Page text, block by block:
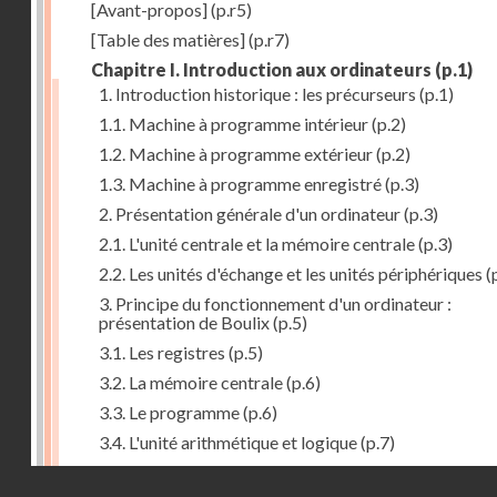
[Avant-propos](p.r5)
[Table des matières](p.r7)
Chapitre I. Introduction aux ordinateurs (p.1)
1. Introduction historique : les précurseurs (p.1)
1.1. Machine à programme intérieur(p.2)
1.2. Machine à programme extérieur(p.2)
1.3. Machine à programme enregistré(p.3)
2. Présentation générale d'un ordinateur(p.3)
2.1. L'unité centrale et la mémoire centrale(p.3)
2.2. Les unités d'échange et les unités périphériques
3. Principe du fonctionnement d'un ordinateur :
présentation de Boulix(p.5)
3.1. Les registres (p.5)
3.2. La mémoire centrale(p.6)
3.3. Le programme(p.6)
3.4. L'unité arithmétique et logique(p.7)
3.5. L'unité de contrôle(p.8)